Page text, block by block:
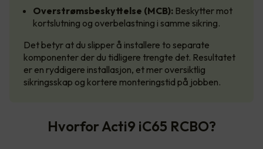
Overstrømsbeskyttelse (MCB): Beskytter mot
kortslutning og overbelastning i samme sikring.
Det betyr at du slipper å installere to separate
komponenter der du tidligere trengte det. Resultatet
er en ryddigere installasjon, et mer oversiktlig
sikringsskap og kortere monteringstid på jobben.
Hvorfor Acti9 iC65 RCBO?